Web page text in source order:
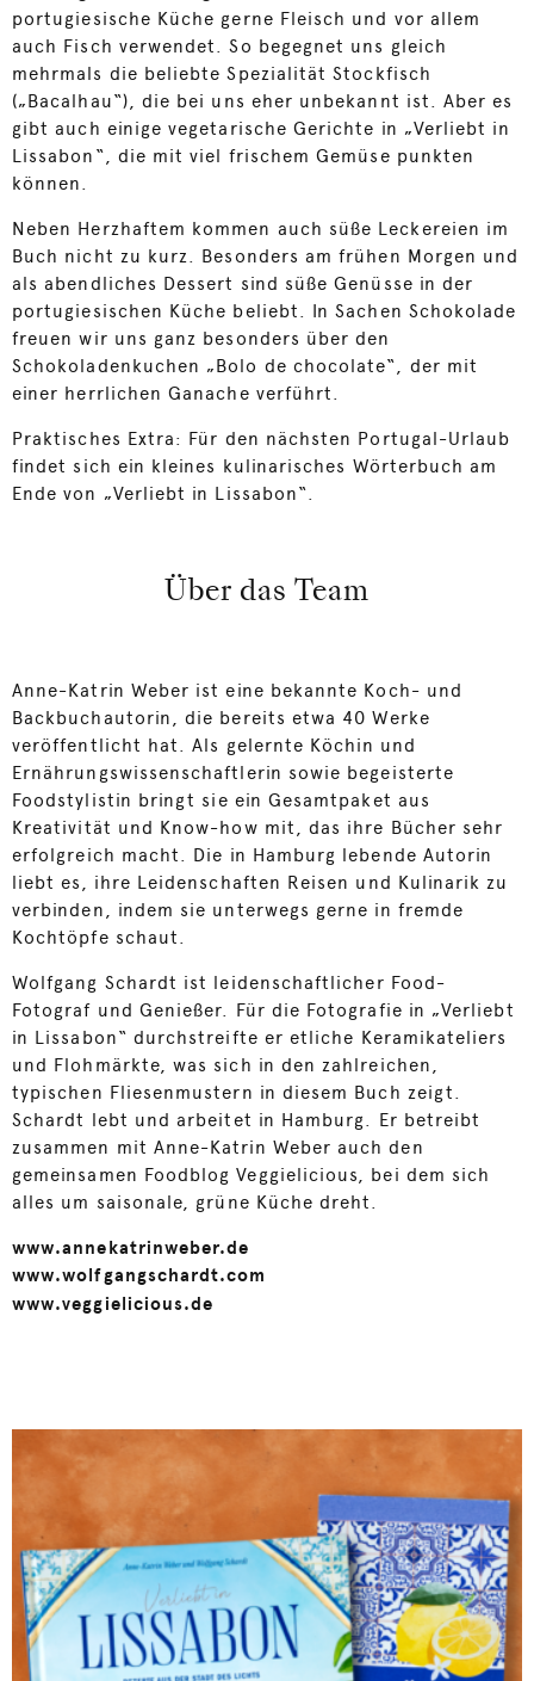
portugiesische Küche gerne Fleisch und vor allem
auch Fisch verwendet. So begegnet uns gleich
mehrmals die beliebte Spezialität Stockfisch
(„Bacalhau“), die bei uns eher unbekannt ist. Aber es
gibt auch einige vegetarische Gerichte in „Verliebt in
Lissabon“, die mit viel frischem Gemüse punkten
können.
Neben Herzhaftem kommen auch süße Leckereien im
Buch nicht zu kurz. Besonders am frühen Morgen und
als abendliches Dessert sind süße Genüsse in der
portugiesischen Küche beliebt. In Sachen Schokolade
freuen wir uns ganz besonders über den
Schokoladenkuchen „Bolo de chocolate“, der mit
einer herrlichen Ganache verführt.
Praktisches Extra: Für den nächsten Portugal-Urlaub
findet sich ein kleines kulinarisches Wörterbuch am
Ende von „Verliebt in Lissabon“.
Über das Team
Anne-Katrin Weber ist eine bekannte Koch- und
Backbuchautorin, die bereits etwa 40 Werke
veröffentlicht hat. Als gelernte Köchin und
Ernährungswissenschaftlerin sowie begeisterte
Foodstylistin bringt sie ein Gesamtpaket aus
Kreativität und Know-how mit, das ihre Bücher sehr
erfolgreich macht. Die in Hamburg lebende Autorin
liebt es, ihre Leidenschaften Reisen und Kulinarik zu
verbinden, indem sie unterwegs gerne in fremde
Kochtöpfe schaut.
Wolfgang Schardt ist leidenschaftlicher Food-
Fotograf und Genießer. Für die Fotografie in „Verliebt
in Lissabon“ durchstreifte er etliche Keramikateliers
und Flohmärkte, was sich in den zahlreichen,
typischen Fliesenmustern in diesem Buch zeigt.
Schardt lebt und arbeitet in Hamburg. Er betreibt
zusammen mit Anne-Katrin Weber auch den
gemeinsamen Foodblog Veggielicious, bei dem sich
alles um saisonale, grüne Küche dreht.
www.annekatrinweber.de
www.wolfgangschardt.com
www.veggielicious.de